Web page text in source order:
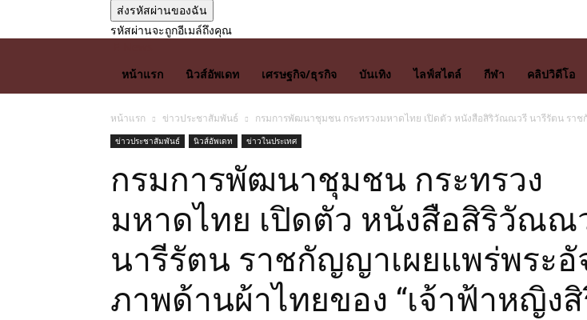
รหัสผ่านจะถูกอีเมล์ถึงคุณ
หน้าแรก
นิวส์อัพเดท เศรษฐกิจ/ธุรกิจ บันเทิง ไลฟ์สไตล์ กีฬา คลิปวิดีโอ
หน้าแรก ข่าวประชาสัมพันธ์ กรมการพัฒนาชุมชน กระทรวงมหาดไทย เปิดตัว หนังสือสิริวัณณวรี นารีรัตน รา
ข่าวประชาสัมพันธ์ นิวส์อัพเดท ข่าวในประเทศ
กรมการพัฒนาชุมชน กระทรวง
มหาดไทย เปิดตัว หนังสือสิริวัณณ
นารีรัตน ราชกัญญาเผยแพร่พระอั
ภาพด้านผ้าไทยของ “เจ้าฟ้าหญิง